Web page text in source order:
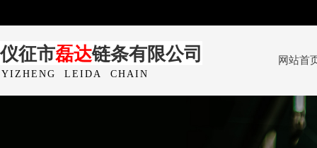
网站首
仪征市磊达链条有限公司
YIZHENG LEIDA CHAIN